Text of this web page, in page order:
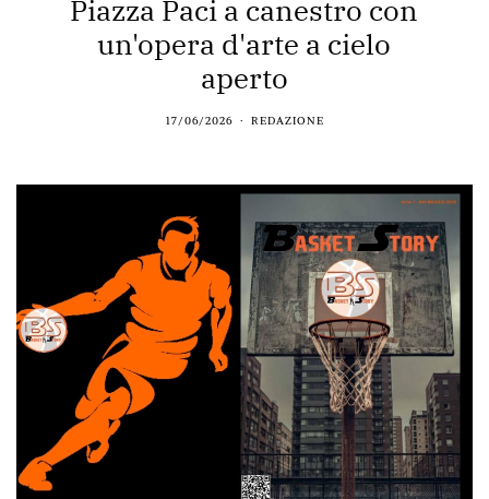
Piazza Paci a canestro con
un'opera d'arte a cielo
aperto
17/06/2026 REDAZIONE